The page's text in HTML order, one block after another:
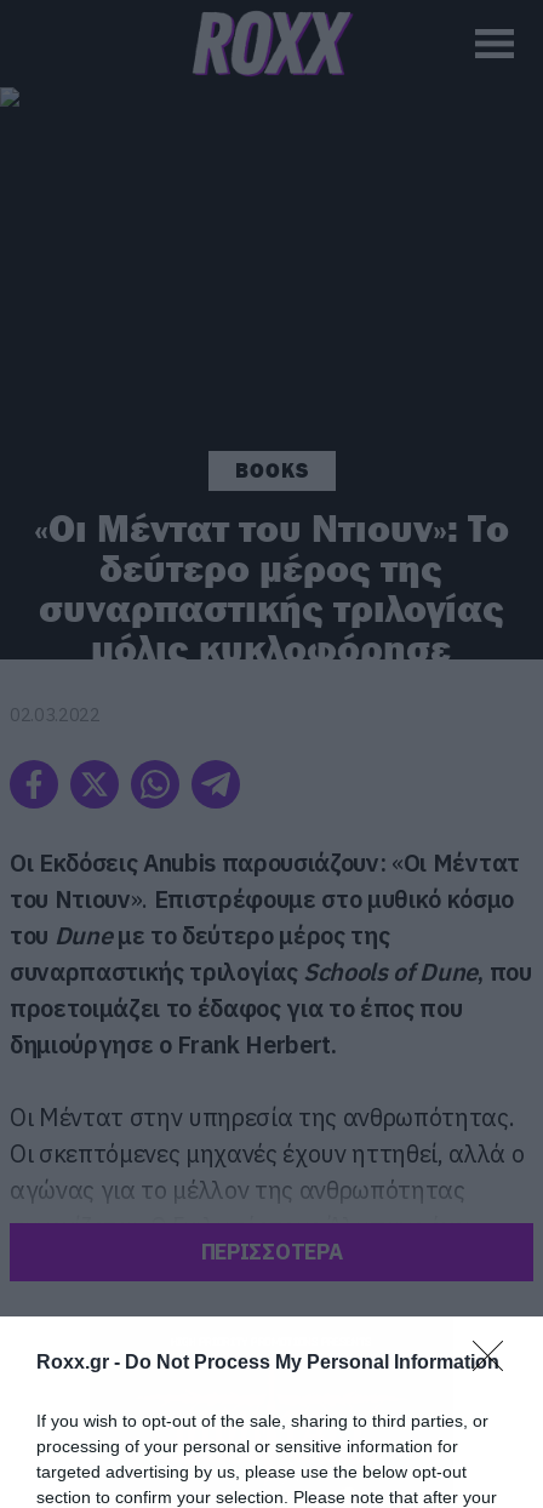
Roxx.gr - Do Not Process My Personal Information
If you wish to opt-out of the sale, sharing to third parties, or
processing of your personal or sensitive information for
targeted advertising by us, please use the below opt-out
section to confirm your selection. Please note that after your
BOOKS
«Οι Μέντατ του Ντιουν»: Το
δεύτερο μέρος της
συναρπαστικής τριλογίας
μόλις κυκλοφόρησε
02.03.2022
Οι ΕκδόσειςAnubis παρουσιάζουν: «Οι Μέντατ
του Ντιουν». Επιστρέφουμε στο μυθικό κόσμο
του Duneμε το δεύτερο μέρος της
συναρπαστικής τριλογίας Schools of Dune, που
προετοιμάζει το έδαφος για το έπος που
δημιούργησε ο Frank Herbert.
Οι Μέντατ στην υπηρεσία της ανθρωπότητας.
Οι σκεπτόμενες μηχανές έχουν ηττηθεί, αλλά ο
αγώνας για το μέλλον της ανθρωπότητας
συνεχίζεται. Ο Γκιλμπέρτους Άλμπανς έχει
ιδρύσει τη Σχολή Μέντατ, όπου οι μαθητές
σκεπτόμενων μηχανών. Όμως, ο Γκιλμπέρτους
ισορροπεί σε τεντωμένο σχοινί μεταξύ των
δικών του πεποιθήσεων και των συμβιβασμών
που κάνει, προκειμένου να επιβιώσει από τους
Μπατλεριανούς φανατικούς.
ΠΕΡΙΣΣΟΤΕΡΑ